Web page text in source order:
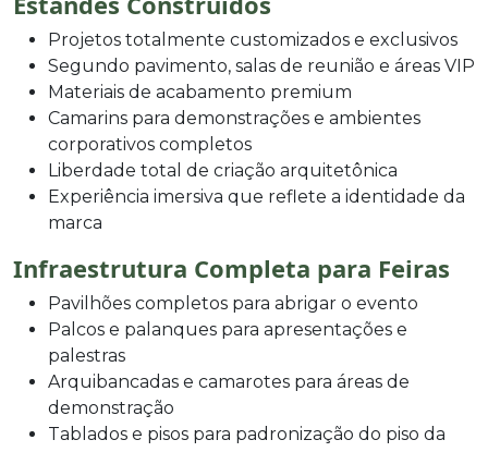
Projetos totalmente customizados e exclusivos
Segundo pavimento, salas de reunião e áreas VIP
Materiais de acabamento premium
Camarins para demonstrações e ambientes
corporativos completos
Liberdade total de criação arquitetônica
Experiência imersiva que reflete a identidade da
marca
Infraestrutura Completa para Feiras
Pavilhões completos para abrigar o evento
Palcos e palanques para apresentações e
palestras
Arquibancadas e camarotes para áreas de
demonstração
Tablados e pisos para padronização do piso da